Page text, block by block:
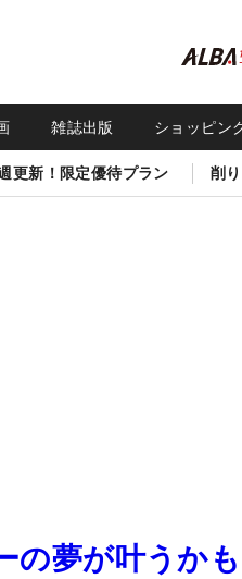
雑誌出版 ショッピン
更新！限定優待プラン 削
の夢が叶うか